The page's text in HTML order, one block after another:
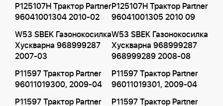
P125107H Трактор Partner
96041001304 2010-02
P125107H Трактор Partner
96041001305 2010 09
W53 SBEK Газонокосилка
Хускварна 968999287
2007-03
W53 SBEK Газонокосилка
Хускварна 968999287
968999289 2008-08
P11597 Трактор Partner
96011019300, 2009-04
P11597 Трактор Partner
96011019301, 2009-04
P11597 Трактор Partner
P11597 Трактор Partner